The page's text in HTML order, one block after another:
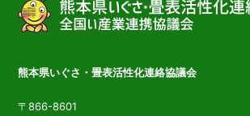
熊本県いぐさ・畳表活性化連絡協議会
〒866-8601